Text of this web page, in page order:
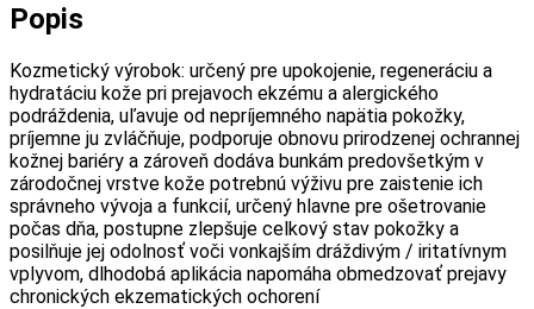
Popis
Kozmetický výrobok: určený pre upokojenie, regeneráciu a
hydratáciu kože pri prejavoch ekzému a alergického
podráždenia, uľavuje od nepríjemného napätia pokožky,
príjemne ju zvláčňuje, podporuje obnovu prirodzenej ochrannej
kožnej bariéry a zároveň dodáva bunkám predovšetkým v
zárodočnej vrstve kože potrebnú výživu pre zaistenie ich
správneho vývoja a funkcií, určený hlavne pre ošetrovanie
počas dňa, postupne zlepšuje celkový stav pokožky a
posilňuje jej odolnosť voči vonkajším dráždivým / iritatívnym
vplyvom, dlhodobá aplikácia napomáha obmedzovať prejavy
chronických ekzematických ochorení